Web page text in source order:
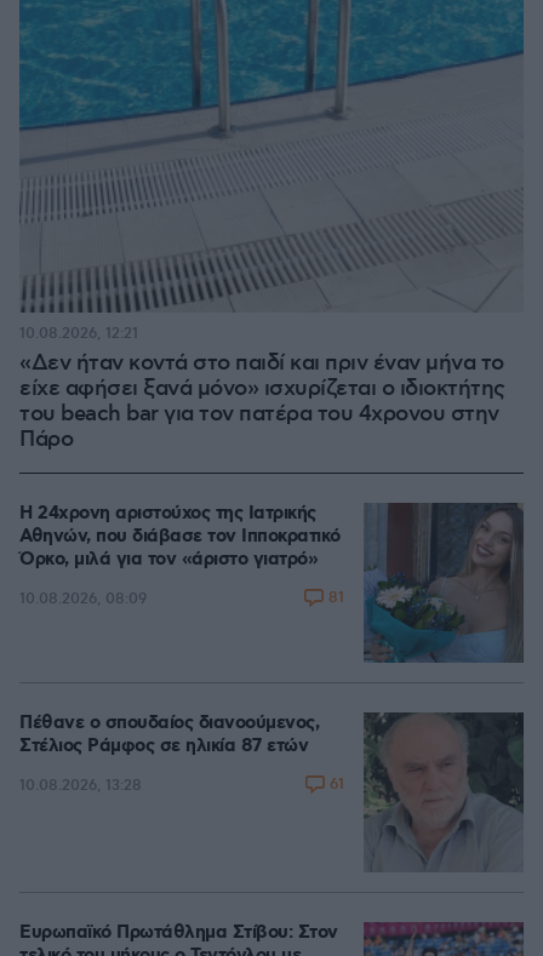
«Δεν ήταν κοντά στο παιδί και πριν έναν μήνα το
είχε αφήσει ξανά μόνο» ισχυρίζεται ο ιδιοκτήτης
του beach bar για τον πατέρα του 4χρονου στην
Πάρο
10.08.2026, 12:21
Η 24χρονη αριστούχος της Ιατρικής
Αθηνών, που διάβασε τον Ιπποκρατικό
Όρκο, μιλά για τον «άριστο γιατρό»
10.08.2026, 08:09 81
Πέθανε ο σπουδαίος διανοούμενος,
Στέλιος Ράμφος σε ηλικία 87 ετών
10.08.2026, 13:28 61
Ευρωπαϊκό Πρωτάθλημα Στίβου: Στον